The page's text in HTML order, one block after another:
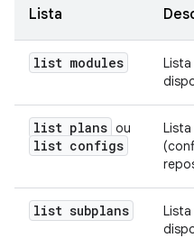
Lista
list modules
list plans ou
list configs
list subplans